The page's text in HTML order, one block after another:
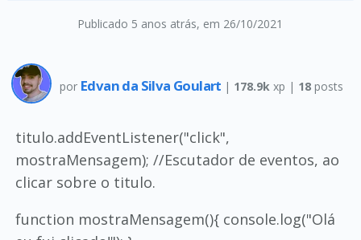
Publicado 5 anos atrás, em 26/10/2021
por Edvan da Silva Goulart | 178.9k xp | 18 posts
titulo.addEventListener("click",
mostraMensagem); //Escutador de eventos, ao
clicar sobre o titulo.
function mostraMensagem(){ console.log("Olá